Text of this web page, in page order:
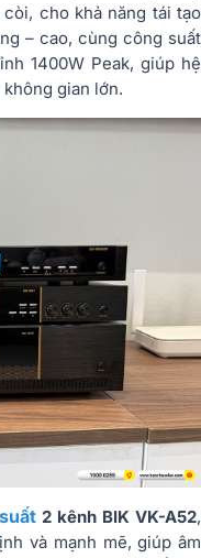
cho khả năng tái tạo
– cao, cùng công suất
1400W Peak, giúp hệ
gian lớn.
2 kênh BIK VK-A52,
và mạnh mẽ, giúp âm